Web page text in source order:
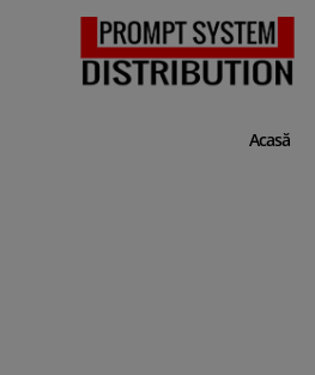
Acasă